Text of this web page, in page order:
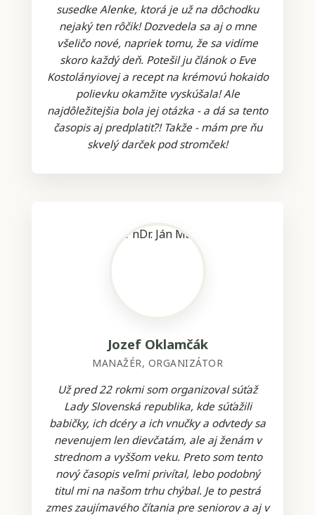
susedke Alenke, ktorá je už na dôchodku
nejaký ten rôčik! Dozvedela sa aj o mne
všeličo nové, napriek tomu, že sa vidíme
skoro každý deň. Potešil ju článok o Eve
Kostolányiovej a recept na krémovú hokaido
polievku okamžite vyskúšala! Ale
najdôležitejšia bola jej otázka - a dá sa tento
časopis aj predplatiť?! Takže - mám pre ňu
skvelý darček pod stromček!
Jozef Oklamčák
MANAŽÉR, ORGANIZÁTOR
Už pred 22 rokmi som organizoval súťaž
Lady Slovenská republika, kde súťažili
babičky, ich dcéry a ich vnučky a odvtedy sa
nevenujem len dievčatám, ale aj ženám v
strednom a vyššom veku. Preto som tento
nový časopis veľmi privítal, lebo podobný
titul mi na našom trhu chýbal. Je to pestrá
zmes zaujímavého čítania pre seniorov a aj v